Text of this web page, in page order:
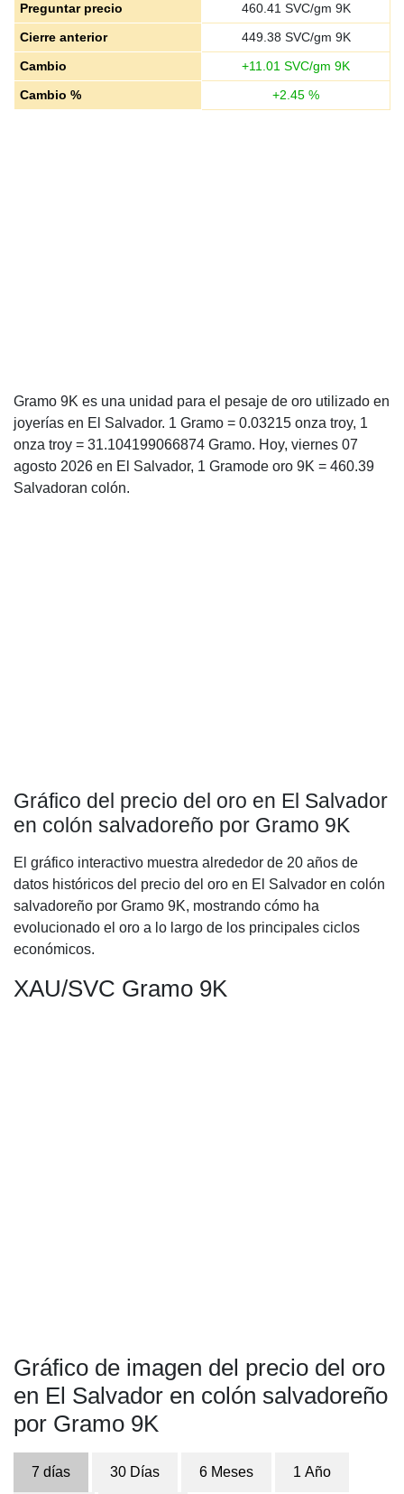
Preguntar precio
460.41 SVC/gm 9K
Cierre anterior
449.38 SVC/gm 9K
Cambio
+11.01 SVC/gm 9K
Cambio %
+2.45 %
Gramo 9K es una unidad para el pesaje de oro utilizado en
joyerías en El Salvador. 1 Gramo = 0.03215 onza troy, 1
onza troy = 31.104199066874 Gramo. Hoy, viernes 07
agosto 2026 en El Salvador, 1 Gramode oro 9K = 460.39
Salvadoran colón.
Gráfico del precio del oro en El Salvador
en colón salvadoreño por Gramo 9K
El gráfico interactivo muestra alrededor de 20 años de
datos históricos del precio del oro en El Salvador en colón
salvadoreño por Gramo 9K, mostrando cómo ha
evolucionado el oro a lo largo de los principales ciclos
económicos.
XAU/SVC Gramo 9K
Gráfico de imagen del precio del oro
en El Salvador en colón salvadoreño
por Gramo 9K
7 días 30 Días 6 Meses 1 Año